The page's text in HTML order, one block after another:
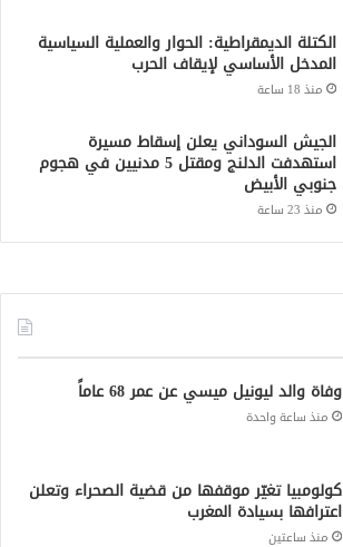
الكتلة الديمقراطية: الحوار والعملية السياسية
المدخل الأساسي لإيقاف الحرب
منذ 18 ساعة
الجيش السوداني يعلن إسقاط مسيرة
استهدفت الدلنج ومقتل 5 مدنيين في هجوم
جنوبي الأبيض
منذ 23 ساعة
وفاة والد ليونيل ميسي عن عمر 68 عاماً
منذ ساعة واحدة
كولومبيا تغيّر موقفها من قضية الصحراء وتعلن
اعترافها بسيادة المغرب
منذ ساعتين